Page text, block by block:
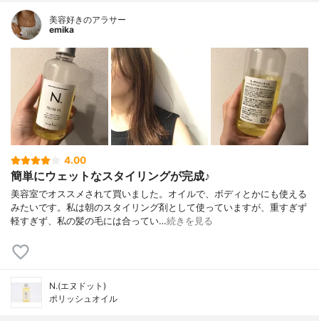
美容好きのアラサー
emika
4.00
簡単にウェットなスタイリングが完成♪
美容室でオススメされて買いました。オイルで、ボディとかにも使える
みたいです。私は朝のスタイリング剤として使っていますが、重すぎず
軽すぎず、私の髪の毛には合ってい…続きを見る
N.(エヌドット)
ポリッシュオイル